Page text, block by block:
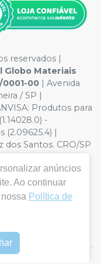
reservados |
Globo Materiais
0001-00 | Avenida
/ SP |
Produtos para
-
(2.09625.4) |
dos Santos. CRO/SP
condições da loja
caso de
válido é o do
por atacado por
atender compras
anúncios
Ao continuar
Política de